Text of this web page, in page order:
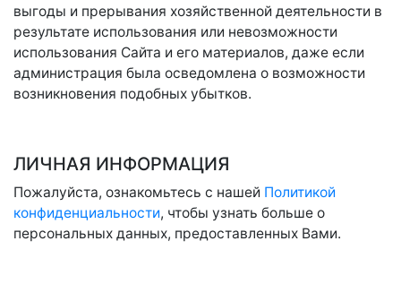
выгоды и прерывания хозяйственной деятельности в
результате использования или невозможности
использования Сайта и его материалов, даже если
администрация была осведомлена о возможности
возникновения подобных убытков.
ЛИЧНАЯ ИНФОРМАЦИЯ
Пожалуйста, ознакомьтесь с нашей Политикой
конфиденциальности, чтобы узнать больше о
персональных данных, предоставленных Вами.